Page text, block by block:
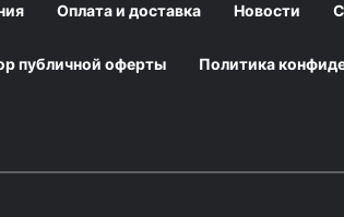
Оплата и доставка Новости
публичной оферты Политика